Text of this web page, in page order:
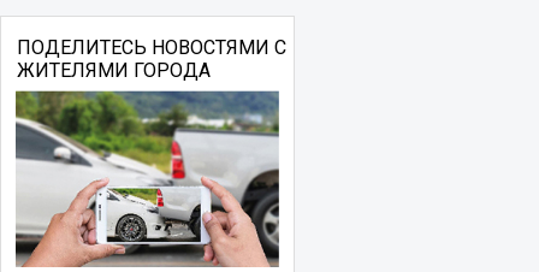
ПОДЕЛИТЕСЬ НОВОСТЯМИ С
ЖИТЕЛЯМИ ГОРОДА